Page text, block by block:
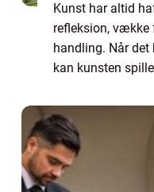
Kunst har altid
refleksion, vække
handling. Når
kan kunsten